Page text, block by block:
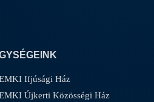
Ifjúsági Ház
Újkerti Közösségi Ház